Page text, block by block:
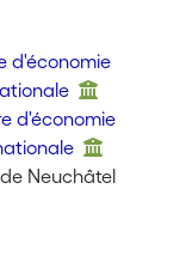
d'économie
d'économie
Neuchâtel